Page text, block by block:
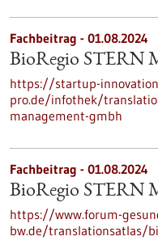
Fachbeitrag - 01.08.2024
BioRegio STERN
https://startup-
pro.de/infothek/
management-gmbh
Fachbeitrag - 01.08.2024
BioRegio STERN
https://www.forum-
bw.de/translationsatlas/